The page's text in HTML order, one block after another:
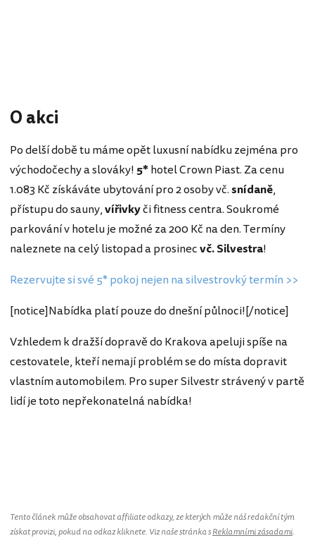
O akci
Po delší době tu máme opět luxusní nabídku zejména pro
východočechy a slováky!5*hotel Crown Piast. Za cenu
1.083 Kč získáváte ubytování pro 2 osoby vč.snídaně,
přístupu do sauny,vířivkyči fitness centra. Soukromé
parkování v hotelu je možné za 200 Kč na den. Termíny
naleznete na celý listopad a prosinecvč. Silvestra!
Rezervujte si své 5* pokoj nejen na silvestrovký termín >>
[notice]Nabídka platí pouze do dnešní půlnoci![/notice]
Vzhledem k dražší dopravě do Krakova apeluji spíše na
cestovatele, kteří nemají problém se do místa dopravit
vlastním automobilem. Pro super Silvestr strávený v partě
lidí je toto nepřekonatelná nabídka!
Tento článek může obsahovat affiliate odkazy, ze kterých může náš redakční tým
získat provizi, pokud na odkaz kliknete. Viz naše stránka sReklamními zásadami.